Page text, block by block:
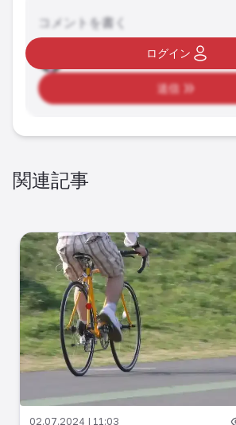
コメントを書く
送信
ログイン
関連記事
02.07.2024 | 11:03